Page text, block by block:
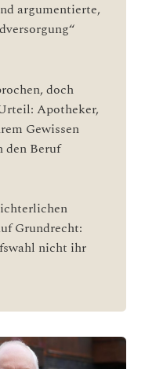
argumentierte,
doch
Apotheker,
Gewissen
den Beruf
Grundrecht:
nicht ihr